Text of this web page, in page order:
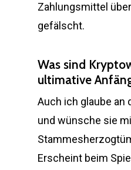
Zahlungsmittel
gefälscht.
Was sind
ultimative
Auch ich glaube an
und wünsche sie
Erscheint beim